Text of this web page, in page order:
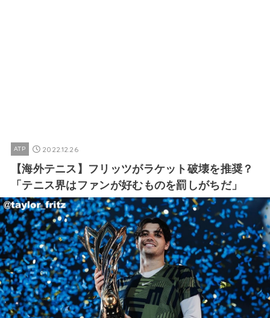
ATP 2022.12.26
【海外テニス】フリッツがラケット破壊を推奨？
「テニス界はファンが好むものを罰しがちだ」